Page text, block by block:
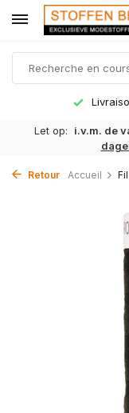
Let op: i.v.m. de
Retour Accueil